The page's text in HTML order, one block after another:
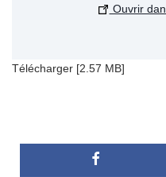
Ouvrir
Télécharger [2.57 MB]